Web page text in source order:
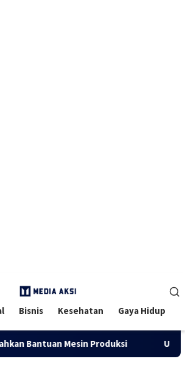
Bisnis Kesehatan Gaya Hidup
Mesin Produksi Ubah